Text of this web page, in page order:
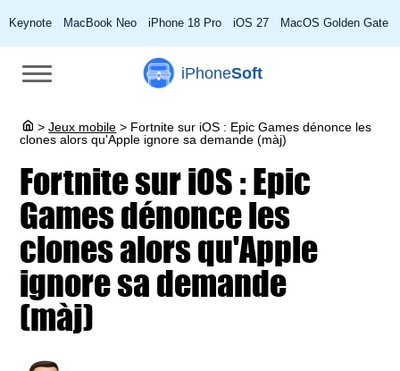
Keynote MacBook Neo iPhone 18 Pro iOS 27 MacOS Golden Gate
iPhoneSoft
> Jeux mobile > Fortnite sur iOS : Epic Games dénonce les
clones alors qu'Apple ignore sa demande (màj)
Fortnite sur iOS : Epic
Games dénonce les
clones alors qu'Apple
ignore sa demande
(màj)